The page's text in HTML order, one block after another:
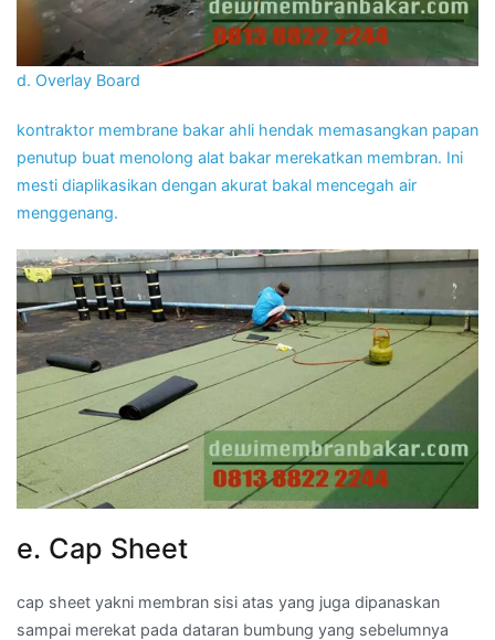
d. Overlay Board
kontraktor membrane bakar ahli hendak memasangkan papan
penutup buat menolong alat bakar merekatkan membran. Ini
mesti diaplikasikan dengan akurat bakal mencegah air
menggenang.
e. Cap Sheet
cap sheet yakni membran sisi atas yang juga dipanaskan
sampai merekat pada dataran bumbung yang sebelumnya